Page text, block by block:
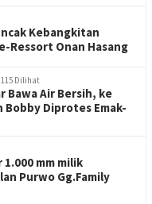
Kebangkitan
Ressort Onan Hasang
115 Dilihat
Bawa Air Bersih, ke
Bobby Diprotes Emak-
mm milik
Purwo Gg.Family